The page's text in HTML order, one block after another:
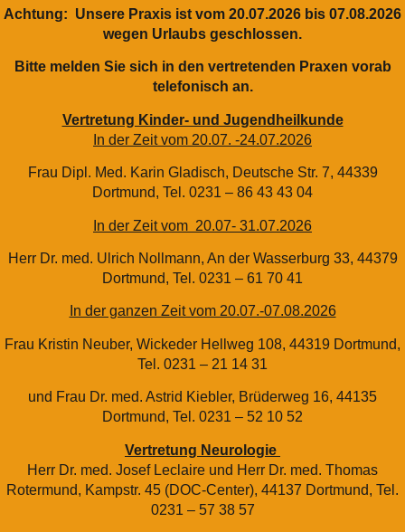
Achtung: Unsere Praxis ist vom 20.07.2026 bis 07.08.2026
wegen Urlaubs geschlossen.
Bitte melden Sie sich in den vertretenden Praxen vorab
telefonisch an.
Vertretung Kinder- und Jugendheilkunde
In der Zeit vom 20.07. -24.07.2026
Frau Dipl. Med. Karin Gladisch, Deutsche Str. 7, 44339
Dortmund, Tel. 0231 – 86 43 43 04
In der Zeit vom 20.07- 31.07.2026
Herr Dr. med. Ulrich Nollmann, An der Wasserburg 33, 44379
Dortmund, Tel. 0231 – 61 70 41
In der ganzen Zeit vom 20.07.-07.08.2026
Frau Kristin Neuber, Wickeder Hellweg 108, 44319 Dortmund,
Tel. 0231 – 21 14 31
und Frau Dr. med. Astrid Kiebler, Brüderweg 16, 44135
Dortmund, Tel. 0231 – 52 10 52
Vertretung Neurologie
Herr Dr. med. Josef Leclaire und Herr Dr. med. Thomas
Rotermund, Kampstr. 45 (DOC-Center), 44137 Dortmund, Tel.
0231 – 57 38 57